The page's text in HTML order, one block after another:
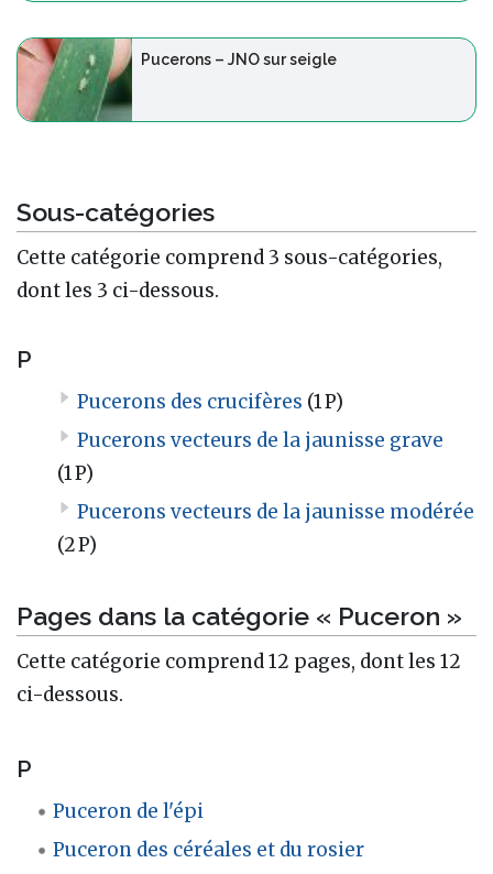
Pucerons – JNO sur seigle
Sous-catégories
Cette catégorie comprend 3 sous-catégories,
dont les 3 ci-dessous.
P
Pucerons des crucifères (1 P)
Pucerons vecteurs de la jaunisse grave
(1 P)
Pucerons vecteurs de la jaunisse modérée
(2 P)
Pages dans la catégorie « Puceron »
Cette catégorie comprend 12 pages, dont les 12
ci-dessous.
P
Puceron de l'épi
Puceron des céréales et du rosier